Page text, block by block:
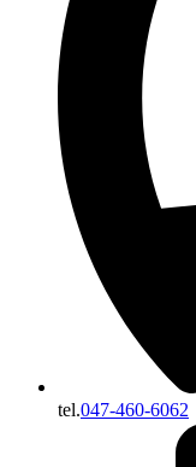
tel.047-460-6062